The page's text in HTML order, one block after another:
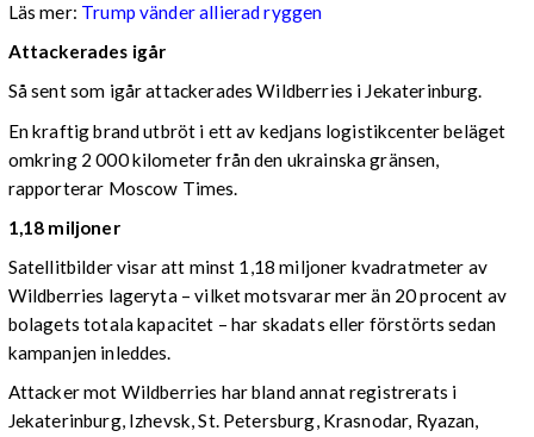
Läs mer: Trump vänder allierad ryggen
Attackerades igår
Så sent som igår attackerades Wildberries i Jekaterinburg.
En kraftig brand utbröt i ett av kedjans logistikcenter beläget
omkring 2 000 kilometer från den ukrainska gränsen,
rapporterar Moscow Times.
1,18 miljoner
Satellitbilder visar att minst 1,18 miljoner kvadratmeter av
Wildberries lageryta – vilket motsvarar mer än 20 procent av
bolagets totala kapacitet – har skadats eller förstörts sedan
kampanjen inleddes.
Attacker mot Wildberries har bland annat registrerats i
Jekaterinburg, Izhevsk, St. Petersburg, Krasnodar, Ryazan,